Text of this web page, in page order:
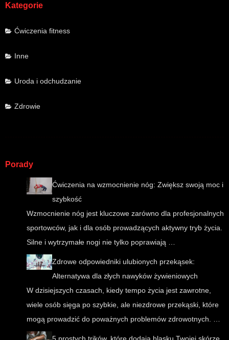
Kategorie
Ćwiczenia fitness
Inne
Uroda i odchudzanie
Zdrowie
Porady
Ćwiczenia na wzmocnienie nóg: Zwiększ swoją moc i
szybkość
Wzmocnienie nóg jest kluczowe zarówno dla profesjonalnych
sportowców, jak i dla osób prowadzących aktywny tryb życia.
Silne i wytrzymałe nogi nie tylko poprawiają …
Zdrowe odpowiedniki ulubionych przekąsek:
Alternatywa dla złych nawyków żywieniowych
W dzisiejszych czasach, kiedy tempo życia jest zawrotne,
wiele osób sięga po szybkie, ale niezdrowe przekąski, które
mogą prowadzić do poważnych problemów zdrowotnych. …
5 prostych trików, które dodają blasku Twojej skórze